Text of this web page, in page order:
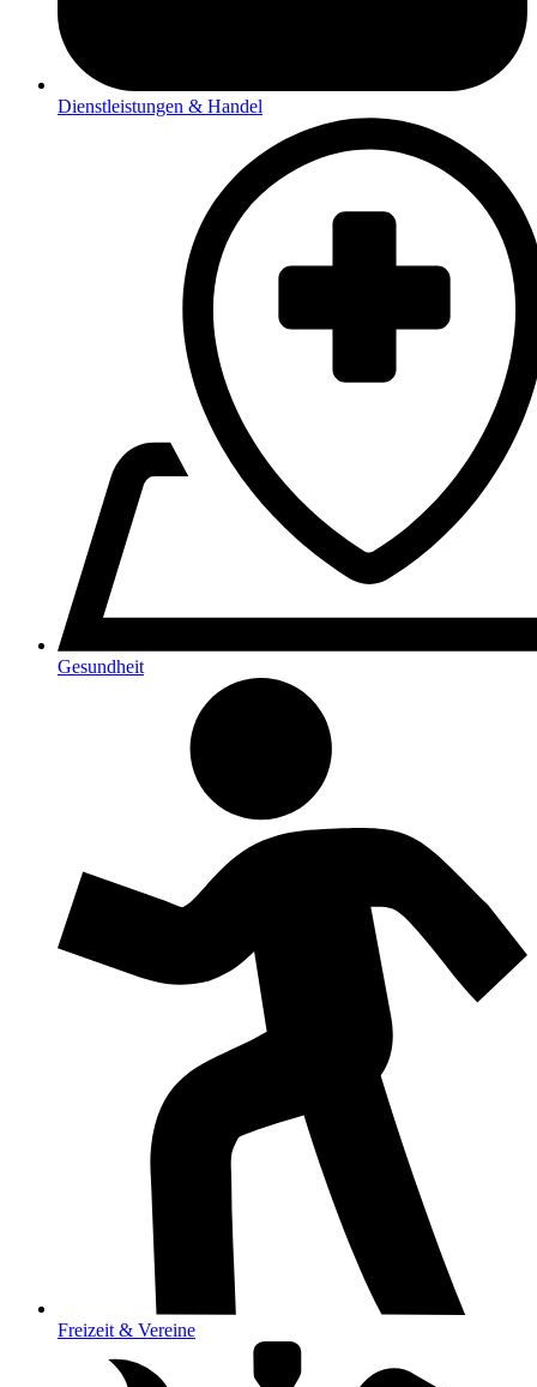
Dienstleistungen & Handel
Gesundheit
Freizeit & Vereine